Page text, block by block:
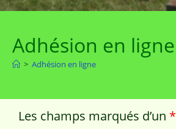
Adhésion en ligne
> Adhésion en ligne
Les champs marqués d’un *